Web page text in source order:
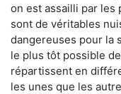
on est assailli par les
sont de véritables
dangereuses pour la
le plus tôt possible
répartissent en
les unes que les